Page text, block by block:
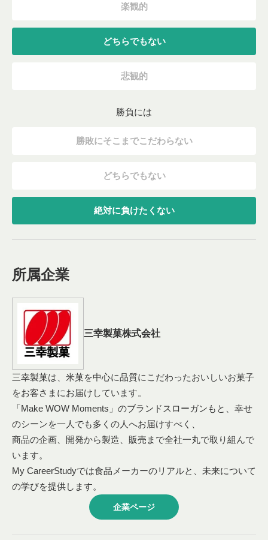
楽観的
どちらでもない
悲観的
勝負には
勝敗にそこまでこだわらない
どちらでもない
絶対に負けたくない
所属企業
三幸製菓株式会社
三幸製菓は、米菓を中心に品質にこだわったおいしいお菓子
をお客さまにお届けしています。
「Make WOW Moments」のブランドスローガンもと、幸せ
のシーンを一人でも多くの人へお届けすべく、
商品の企画、開発から製造、販売まで全社一丸で取り組んで
います。
My CareerStudyでは食品メーカーのリアルと、未来について
の学びを提供します。
企業ページ